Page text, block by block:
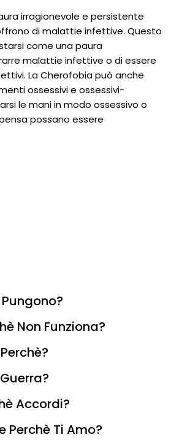
irragionevole e persistente
di malattie infettive. Questo
come una paura
malattie infettive o di essere
La Cherofobia può anche
ossessivi e ossessivi-
le mani in modo ossessivo o
possano essere
Non Funziona?
Accordi?
Perchè Ti Amo?